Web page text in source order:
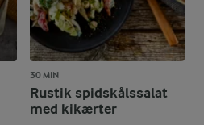
30 MIN
Rustik spidskålssalat
med kikærter